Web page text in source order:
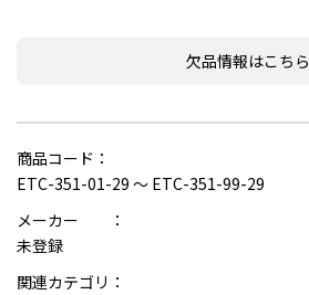
欠品情報はこちら
商品コード：
ETC-351-01-29 ～ ETC-351-99-29
メーカー ：
未登録
関連カテゴリ：